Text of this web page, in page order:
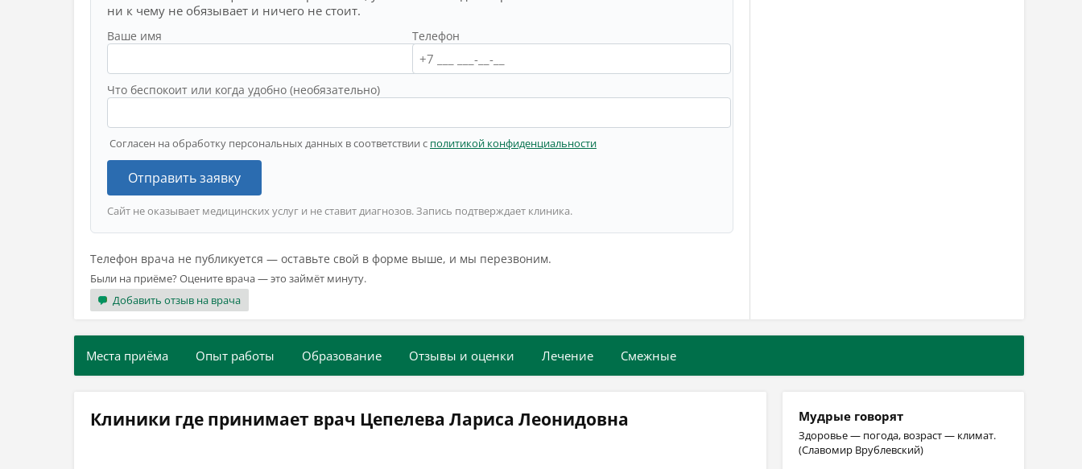
ни к чему не обязывает и ничего не стоит.
Ваше имя Телефон
Что беспокоит или когда удобно (необязательно)
Согласен на обработку персональных данных в соответствии с политикой конфиденциальности
Отправить заявку
Сайт не оказывает медицинских услуг и не ставит диагнозов. Запись подтверждает клиника.
Телефон врача не публикуется — оставьте свой в форме выше, и мы перезвоним.
Были на приёме? Оцените врача — это займёт минуту.
Добавить отзыв на врача
Места приёма Опыт работы Образование Отзывы и оценки Лечение Смежные
Клиники где принимает врач Цепелева Лариса Леонидовна Мудрые говорят
Здоровье — погода, возраст — климат.
(Славомир Врублевский)